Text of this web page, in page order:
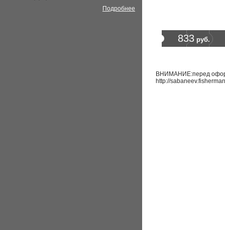
Подробнее
833 руб.
ВНИМАНИЕ:перед
http://